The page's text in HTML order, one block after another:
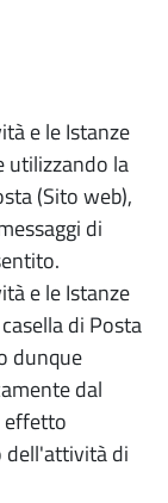
e le Istanze
utilizzando la
(Sito web),
di
e le Istanze
di Posta
dunque
dal
effetto
dell'attività di